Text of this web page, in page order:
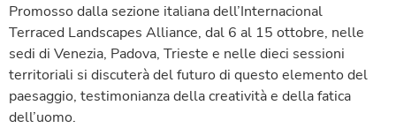
Promosso dalla sezione italiana dell’Internacional
Terraced Landscapes Alliance, dal 6 al 15 ottobre, nelle
sedi di Venezia, Padova, Trieste e nelle dieci sessioni
territoriali si discuterà del futuro di questo elemento del
paesaggio, testimonianza della creatività e della fatica
dell’uomo.